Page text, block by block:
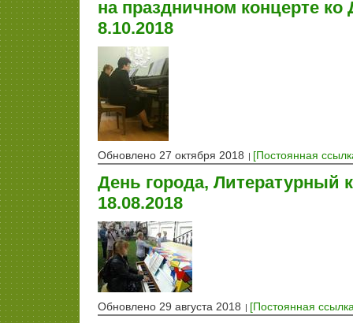
на праздничном концерте
8.10.2018
Обновлено 27 октября 2018 [Постоянная
День города, Литературный
18.08.2018
Обновлено 29 августа 2018 [Постоянная